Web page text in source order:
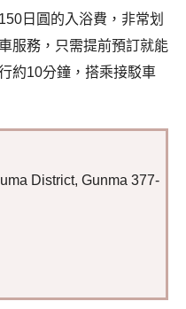
日圓的入浴費，非常划
服務，只需提前預訂就能
約10分鐘，搭乘接駁車
District, Gunma 377-